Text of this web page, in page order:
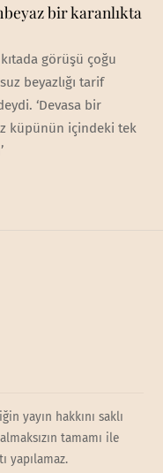
bir karanlıkta
kıtada görüşü çoğu
beyazlığı tarif
‘Devasa bir
küpünün içindeki tek
yayın hakkını saklı
tamamı ile
yapılamaz.